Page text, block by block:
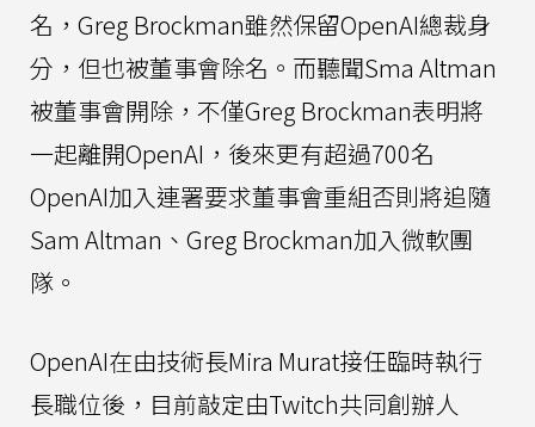
名，Greg Brockman雖然保留OpenAI總裁身
分，但也被董事會除名。而聽聞Sma Altman
被董事會開除，不僅Greg Brockman表明將
一起離開OpenAI，後來更有超過700名
OpenAI加入連署要求董事會重組否則將追隨
Sam Altman、Greg Brockman加入微軟團
隊。
OpenAI在由技術長Mira Murat接任臨時執行
長職位後，目前敲定由Twitch共同創辦人